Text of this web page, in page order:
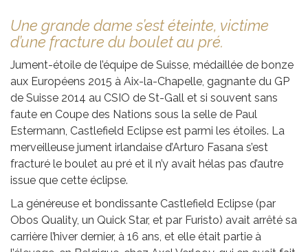
Une grande dame s’est éteinte, victime
d’une fracture du boulet au pré.
Jument-étoile de l’équipe de Suisse, médaillée de bonze
aux Européens 2015 à Aix-la-Chapelle, gagnante du GP
de Suisse 2014 au CSIO de St-Gall et si souvent sans
faute en Coupe des Nations sous la selle de Paul
Estermann, Castlefield Eclipse est parmi les étoiles. La
merveilleuse jument irlandaise d’Arturo Fasana s’est
fracturé le boulet au pré et il n’y avait hélas pas d’autre
issue que cette éclipse.
La généreuse et bondissante Castlefield Eclipse (par
Obos Quality, un Quick Star, et par Furisto) avait arrêté sa
carrière l’hiver dernier, à 16 ans, et elle était partie à